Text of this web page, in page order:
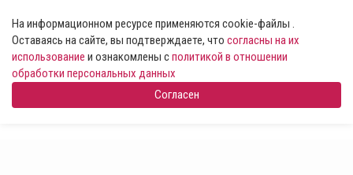
На информационном ресурсе применяются cookie-файлы .
Оставаясь на сайте, вы подтверждаете, что согласны на их
использование и ознакомлены сполитикой в отношении
обработки персональных данных
Согласен